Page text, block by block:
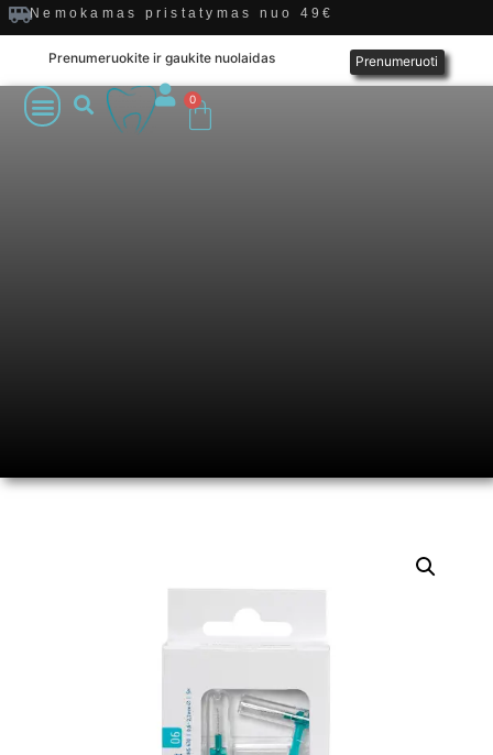
Nemokamas pristatymas nuo 49€
Prenumeruokite ir gaukite nuolaidas Prenumeruoti
0